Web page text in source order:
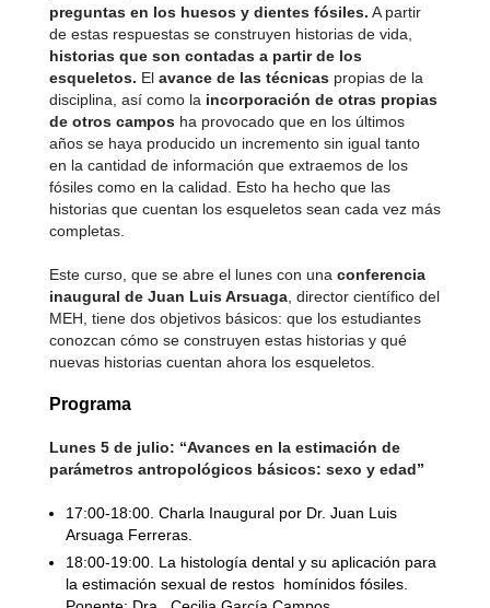
preguntas en los huesos y dientes fósiles. A partir
de estas respuestas se construyen historias de vida,
historias que son contadas a partir de los
esqueletos. El avance de las técnicas propias de la
disciplina, así como la incorporación de otras propias
de otros camposha provocado que en los últimos
años se haya producido un incremento sin igual tanto
en la cantidad de información que extraemos de los
fósiles como en la calidad. Esto ha hecho que las
historias que cuentan los esqueletos sean cada vez más
completas.
Este curso, que se abre el lunes con una conferencia
inaugural de Juan Luis Arsuaga, director científico del
MEH, tiene dos objetivos básicos: que los estudiantes
conozcan cómo se construyen estas historias y qué
nuevas historias cuentan ahora los esqueletos.
Programa
Lunes 5 de julio: “Avances en la estimación de
parámetros antropológicos básicos: sexo y edad”
17:00-18:00. Charla Inaugural por Dr. Juan Luis
Arsuaga Ferreras.
18:00-19:00. La histología dental y su aplicación para
la estimación sexual de restos homínidos fósiles.